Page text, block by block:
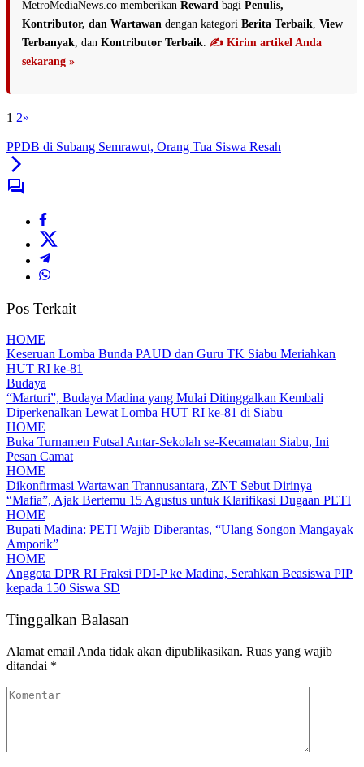
MetroMediaNews.co memberikan Reward bagi Penulis,
Kontributor, dan Wartawan dengan kategori Berita Terbaik View
Terbanyak , dan Kontributor Terbaik ✍️ Kirim artikel Anda
sekarang »
1 2»
PPDB di Subang Semrawut, Orang Tua Siswa Resah
Pos Terkait
HOME
Keseruan Lomba Bunda PAUD dan Guru TK Siabu Meriahkan
HUT RI ke-81
Budaya
“Marturi”, Budaya Madina yang Mulai Ditinggalkan Kembali
Diperkenalkan Lewat Lomba HUT RI ke-81 di Siabu
HOME
Buka Turnamen Futsal Antar-Sekolah se-Kecamatan Siabu, Ini
Pesan Camat
HOME
Dikonfirmasi Wartawan Trannusantara, ZNT Sebut Dirinya
“Mafia”, Ajak Bertemu 15 Agustus untuk Klarifikasi Dugaan PETI
HOME
Bupati Madina: PETI Wajib Diberantas, “Ulang Songon Mangayak
Amporik”
HOME
Anggota DPR RI Fraksi PDI-P ke Madina, Serahkan Beasiswa PIP
kepada 150 Siswa SD
Tinggalkan Balasan
Alamat email Anda tidak akan dipublikasikan. Ruas yang wajib
ditandai *